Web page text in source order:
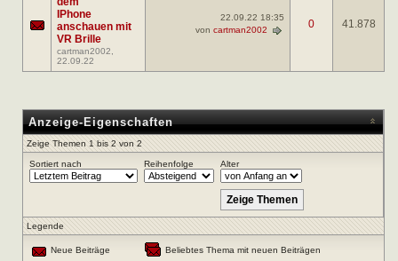
IPhone
anschauen mit
VR Brille
cartman2002
22.09.22
22.09.22 18:35
von cartman2002 0 41.878
Anzeige-Eigenschaften
Zeige Themen 1 bis 2 von 2
Sortiert nach Reihenfolge Alter
Legende
Neue Beiträge Beliebtes Thema mit neuen Beiträgen